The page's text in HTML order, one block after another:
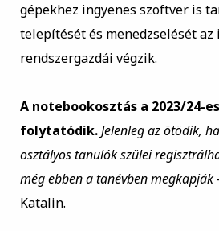
gépekhez ingyenes szoftver is
telepítését és menedzselését az
rendszergazdái végzik.
A notebookosztás a 2023/24-
folytatódik. Jelenleg az ötödik,
osztályos tanulók szülei
még ebben a tanévben megkapják
Katalin.